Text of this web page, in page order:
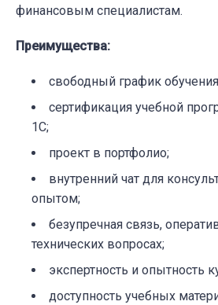
финансовым специалистам.
Преимущества:
свободный график
сертификация учебной
1С;
проект в портфолио;
внутренний чат для
опытом;
безупречная связь,
технических вопросах;
экспертность и опытность
доступность учебных